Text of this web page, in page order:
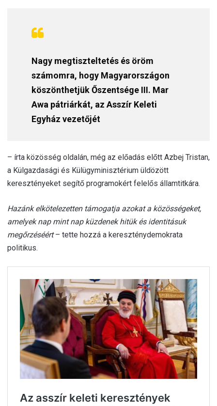
Nagy megtiszteltetés és öröm
számomra, hogy Magyarországon
köszönthetjük Őszentsége III. Mar
Awa pátriárkát, az Asszír Keleti
Egyház vezetőjét
– írta közösség oldalán, még az előadás előtt Azbej Tristan,
a Külgazdasági és Külügyminisztérium üldözött
keresztényeket segítő programokért felelős államtitkára.
Hazánk elkötelezetten támogatja azokat a közösségeket,
amelyek nap mint nap küzdenek hitük és identitásuk
megőrzéséért– tette hozzá a kereszténydemokrata
politikus.